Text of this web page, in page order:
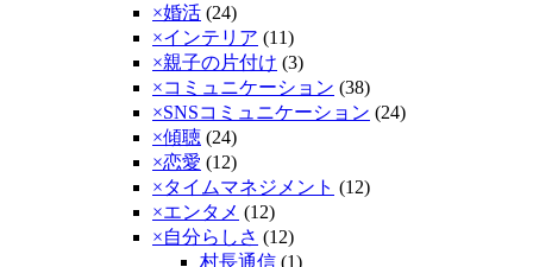
×婚活 (24)
×インテリア (11)
×親子の片付け (3)
×コミュニケーション (38)
×SNSコミュニケーション (24)
×傾聴­ (24)
×恋愛 (12)
×タイムマネジメント (12)
×エンタメ (12)
×自分らしさ (12)
村長通信 (1)